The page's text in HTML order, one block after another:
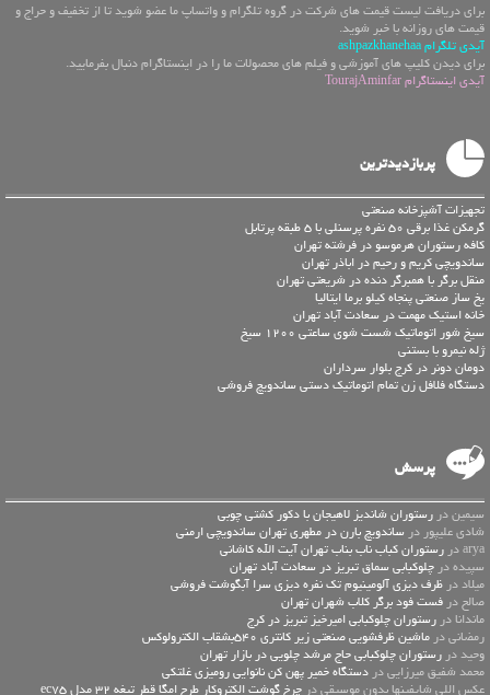
برای دریافت لیست قیمت های شرکت در گروه تلگرام و واتساپ ما عضو شوید تا از تخفیف و حراج و
قیمت های روزانه با خبر شوید.
آیدی تلگرام ashpazkhanehaa
برای دیدن کلیپ های آموزشی و فیلم های محصولات ما را در اینستاگرام دنبال بفرمایید.
آیدی اینستاگرام TourajAminfar
پربازدیدترین
تجهیزات آشپزخانه صنعتی
گرمکن غذا برقی 50 نفره پرسنلی با 5 طبقه پرتابل
کافه رستوران هرموسو در فرشته تهران
ساندویچی کریم و رحیم در اباذر تهران
منقل برگر با همبرگر دنده در شریعتی تهران
یخ ساز صنعتی پنجاه کیلو برما ایتالیا
خانه استیک مهمت در سعادت آباد تهران
سیخ شور اتوماتیک شست شوی ساعتی 1200 سیخ
ژله نیمرو با بستنی
دومان دونر در کرج بلوار سرداران
دستگاه فلافل زن تمام اتوماتیک دستی ساندویچ فروشی
پرسش
سیمین در رستوران شاندیز لاهیجان با دکور کشتی چوبی
شادی علیپور در ساندویچ بارن در مطهری تهران ساندویچی ارمنی
arya در
رستوران کباب ناب بناب تهران آیت الله کاشانی
سپیده در چلوکبابی سماق تبریز در سعادت آباد تهران
میلاد در ظرف دیزی آلومینیوم تک نفره دیزی سرا آبگوشت فروشی
صالح در فست فود برگر کلاب شهران تهران
ماندانا در رستوران چلوکبابی امیرخیز تبریز در کرج
رمضانی در ماشین ظرفشویی صنعتی زیر کانتری 540بشقاب الکترولوکس
وحید در رستوران چلوکبابی حاج مرشد چلویی در بازار تهران
محمد شفیق میرزایی در دستگاه خمیر پهن کن نانوایی رومیزی غلتکی
عكس اللي شايفينها بدون موسيقى در
چرخ گوشت الکتروکار طرح امگا قطر تیغه 32 مدل ec75